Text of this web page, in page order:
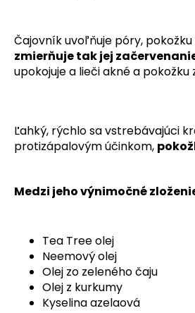
Čajovník uvoľňuje póry,
zmierňuje tak jej
upokojuje a lieči akné a
Ľahký, rýchlo sa vstrebávajúci
protizápalovým účinkom,
Medzi jeho výnimočné
Tea Tree olej
Neemový olej
Olej zo zeleného čaju
Olej z kurkumy
Kyselina azelaová